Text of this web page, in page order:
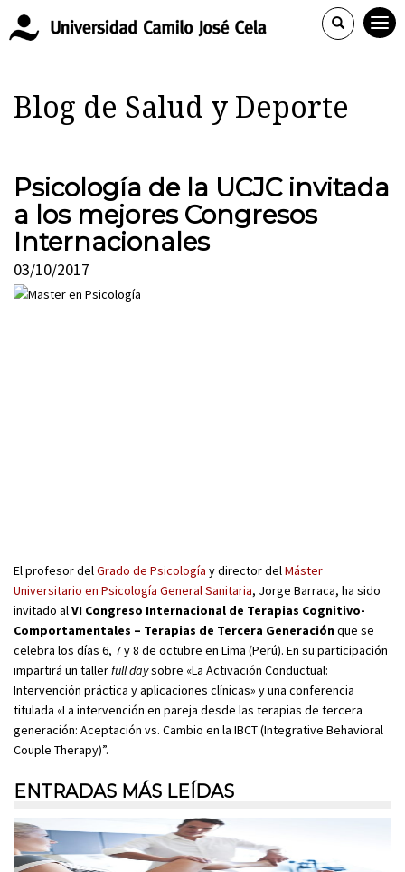
Blog de Salud y Deporte
Psicología de la UCJC invitada
a los mejores Congresos
Internacionales
03/10/2017
El profesor delGrado de Psicología y director delMáster
Universitario en Psicología General Sanitaria, Jorge Barraca, ha sido
invitado alVI Congreso Internacional de Terapias Cognitivo-
Comportamentales – Terapias de Tercera Generaciónque se
celebra los días 6, 7 y 8 de octubre en Lima (Perú). En su participación
impartirá un tallerfull daysobre «La Activación Conductual:
Intervención práctica y aplicaciones clínicas» y una conferencia
titulada «La intervención en pareja desde las terapias de tercera
generación: Aceptación vs. Cambio en la IBCT (Integrative Behavioral
Couple Therapy)”.
ENTRADAS MÁS LEÍDAS